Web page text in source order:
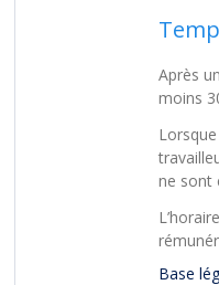
Après
moins
ne sont
Base